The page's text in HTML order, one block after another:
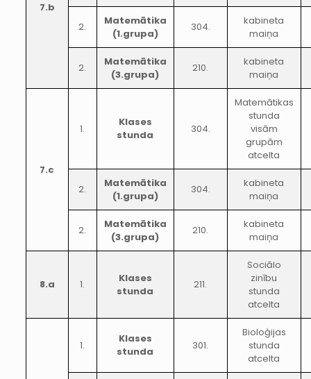
7.b
2.
Matemātika
(1.grupa)
304.
kabineta
maiņa
2.
Matemātika
(3.grupa)
210.
kabineta
maiņa
7.c
1.
Klases
stunda
304.
Matemātikas
stunda
visām
grupām
atcelta
2.
Matemātika
(1.grupa)
304.
kabineta
maiņa
2.
Matemātika
(3.grupa)
210.
kabineta
maiņa
8.a 1.
Klases
stunda
211.
Sociālo
zinību
stunda
atcelta
1.
Klases
stunda
301.
Bioloģijas
stunda
atcelta